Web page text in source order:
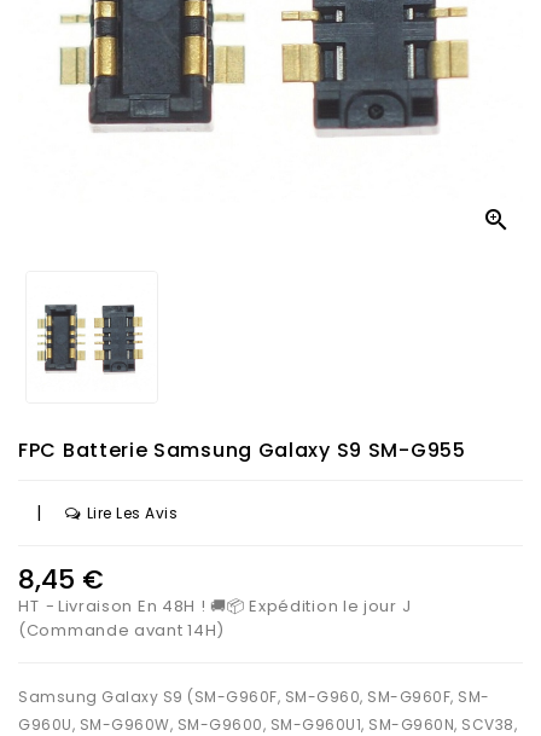

FPC Batterie Samsung Galaxy S9 SM-G955
| Lire Les Avis
8,45 €
HT
Livraison En 48H ! 🚚📦 Expédition le jour J
(Commande avant 14H)
Samsung Galaxy S9 (SM-G960F, SM-G960, SM-G960F, SM-
G960U, SM-G960W, SM-G9600, SM-G960U1, SM-G960N, SCV38,